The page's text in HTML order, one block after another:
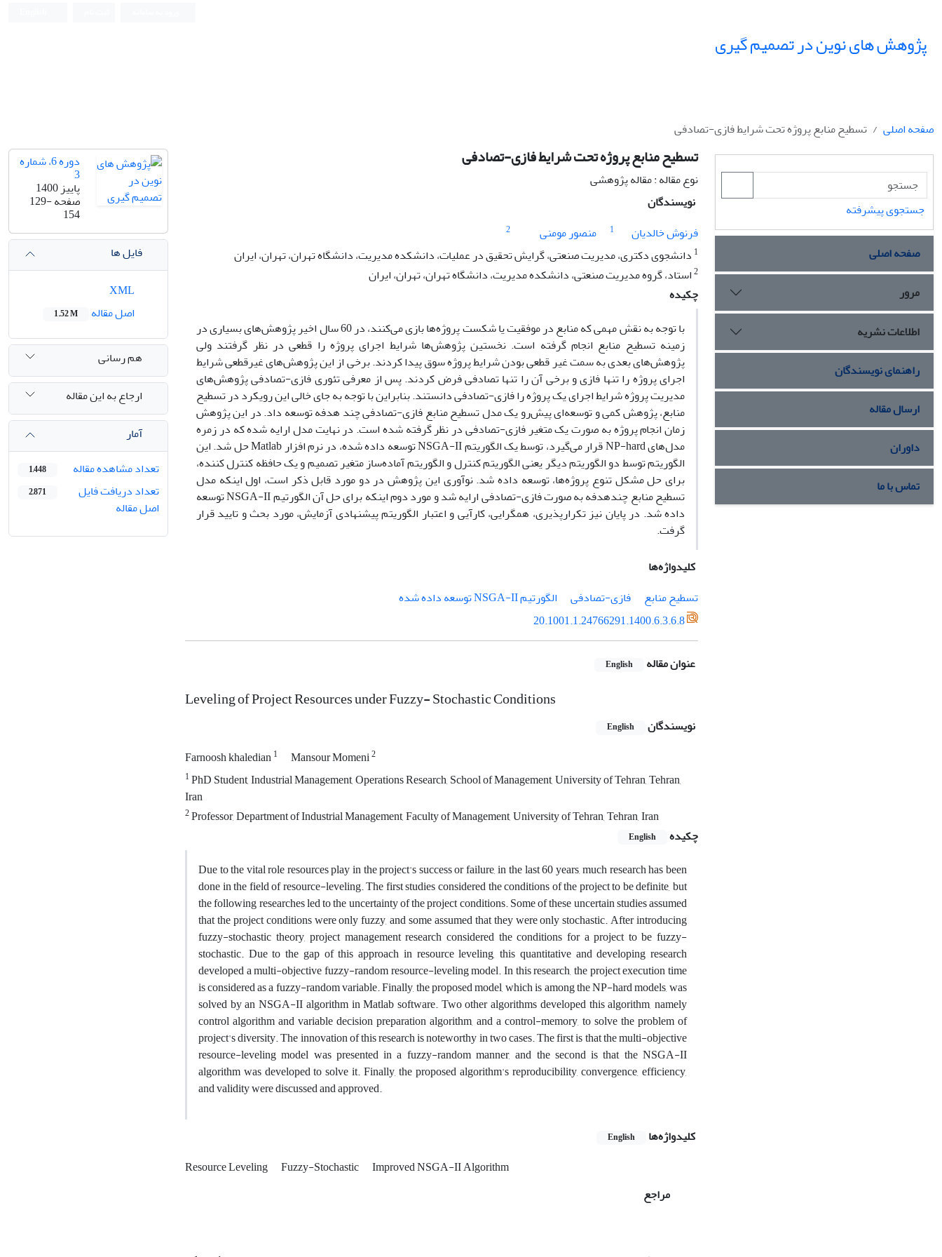
پژوهش های نوین در تصمیم گیری
صفحه اصلی تسطیح منابع پروژه تحت شرایط فازی-تصادفی
تسطیح منابع پروژه تحت شرایط فازی-تصادفی
نوع مقاله : مقاله پژوهشی
نویسندگان
فرنوش خالدیان
1 منصور مومنی
2
1 دانشجوی دکتری، مدیریت صنعتی، گرایش تحقیق در عملیات، دانشکده مدیریت، دانشگاه تهران، تهران، ایران
2استاد، گروه مدیریت صنعتی، دانشکده مدیریت، دانشگاه تهران، تهران، ایران
چکیده
با توجه به نقش مهمی که منابع در موفقیت یا شکست پروژه‌ها بازی می‌کنند، در 60 سال اخیر پژوهش‌های بسیاری در
زمینه تسطیح منابع انجام گرفته است. نخستین پژوهش‌ها شرایط اجرای پروژه را قطعی در نظر گرفتند ولی
پژوهش‌های بعدی به سمت غیر قطعی بودن شرایط پروژه سوق پیدا کردند. برخی از این پژوهش‌های غیرقطعی شرایط
اجرای پروژه را تنها فازی و برخی آن را تنها تصادفی فرض کردند. پس از معرفی تئوری فازی-تصادفی پژوهش‌های
مدیریت پروژه شرایط اجرای یک پروژه را فازی-تصادفی دانستند. بنابراین با توجه به جای خالی این رویکرد در تسطیح
منابع، پژوهش کمی و توسعه‌ای پیش‌رو یک مدل تسطیح منابع فازی-تصادفی چند هدفه توسعه داد. در این پژوهش
زمان انجام پروژه به صورت یک متغیر فازی-تصادفی در نظر گرفته شده است. در نهایت مدل ارایه شده که در زمره
مدل‌های NP-hard قرار می‌گیرد، توسط یک الگوریتم NSGA-II توسعه داده شده، در نرم افزار Matlab حل شد. این
الگوریتم توسط دو الگوریتم دیگر یعنی الگوریتم کنترل و الگوریتم آماده‌ساز متغیر تصمیم و یک حافظه کنترل کننده،
برای حل مشکل تنوع پروژه‌ها، توسعه داده شد. نوآوری این پژوهش در دو مورد قابل ذکر است، اول اینکه مدل
تسطیح منابع چندهدفه به صورت فازی-تصادفی ارایه شد و مورد دوم اینکه برای حل آن الگورتیم NSGA-II توسعه
داده شد. در پایان نیز تکرارپذیری، همگرایی، کارآیی و اعتبار الگوریتم پیشنهادی آزمایش، مورد بحث و تایید قرار
گرفت.
کلیدواژه‌ها
تسطیح منابع
فازی-تصادفی
الگورتیم NSGA-II توسعه داده شده
20.1001.1.24766291.1400.6.3.6.8
عنوان مقاله English
Leveling of Project Resources under Fuzzy- Stochastic Conditions
نویسندگان English
Farnoosh khaledian1 Mansour Momeni2
1PhD Student, Industrial Management, Operations Research, School of Management, University of Tehran, Tehran,
Iran
2Professor, Department of Industrial Management, Faculty of Management, University of Tehran, Tehran, Iran
چکیده
English
Due to the vital role resources play in the project's success or failure, in the last 60 years, much research has been
done in the field of resource-leveling. The first studies considered the conditions of the project to be definite, but
the following researches led to the uncertainty of the project conditions. Some of these uncertain studies assumed
that the project conditions were only fuzzy, and some assumed that they were only stochastic. After introducing
fuzzy-stochastic theory, project management research considered the conditions for a project to be fuzzy-
stochastic. Due to the gap of this approach in resource leveling, this quantitative and developing research
developed a multi-objective fuzzy-random resource-leveling model. In this research, the project execution time
is considered as a fuzzy-random variable. Finally, the proposed model, which is among the NP-hard models, was
solved by an NSGA-II algorithm in Matlab software. Two other algorithms developed this algorithm, namely
control algorithm and variable decision preparation algorithm, and a control-memory, to solve the problem of
project's diversity. The innovation of this research is noteworthy in two cases. The first is that the multi-objective
resource-leveling model was presented in a fuzzy-random manner, and the second is that the NSGA-II
algorithm was developed to solve it. Finally, the proposed algorithm's reproducibility, convergence, efficiency,
and validity were discussed and approved.
کلیدواژه‌ها English
Resource Leveling Fuzzy-Stochastic
Improved NSGA-II Algorithm
مراجع
دوره 6، شماره
3
پاییز 1400
صفحه129-
154
فایل ها
اصل مقاله
1.52 M
هم رسانی
ارجاع به این مقاله
آمار
تعداد مشاهده مقاله
1,448
تعداد دریافت فایل
اصل مقاله
2,871
جستجوی پیشرفته
صفحه اصلی
مرور
اطلاعات نشریه
راهنمای نویسندگان
ارسال مقاله
داوران
تماس با ما